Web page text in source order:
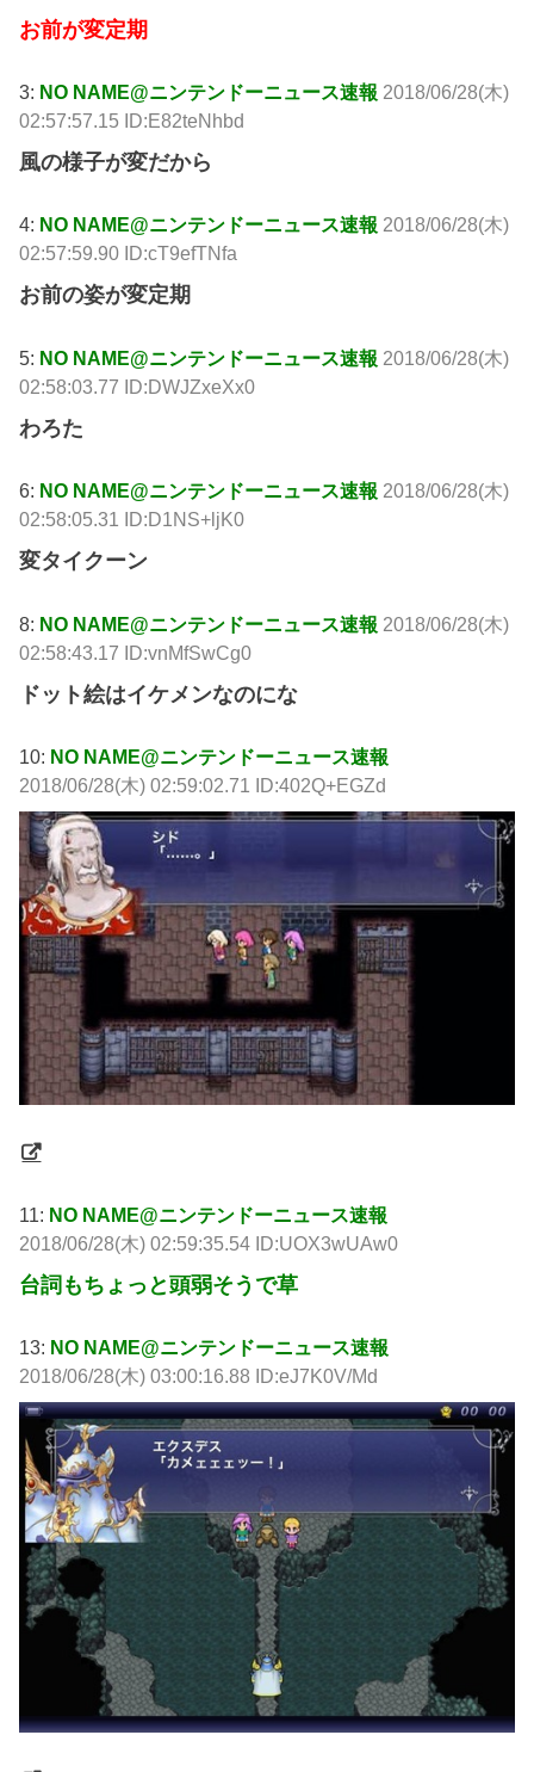
お前が変定期
3: NO NAME@ニンテンドーニュース速報 2018/06/28(木)
02:57:57.15 ID:E82teNhbd
風の様子が変だから
4: NO NAME@ニンテンドーニュース速報 2018/06/28(木)
02:57:59.90 ID:cT9efTNfa
お前の姿が変定期
5: NO NAME@ニンテンドーニュース速報 2018/06/28(木)
02:58:03.77 ID:DWJZxeXx0
わろた
6: NO NAME@ニンテンドーニュース速報 2018/06/28(木)
02:58:05.31 ID:D1NS+ljK0
変タイクーン
8: NO NAME@ニンテンドーニュース速報 2018/06/28(木)
02:58:43.17 ID:vnMfSwCg0
ドット絵はイケメンなのにな
10: NO NAME@ニンテンドーニュース速報
2018/06/28(木) 02:59:02.71 ID:402Q+EGZd
11: NO NAME@ニンテンドーニュース速報
2018/06/28(木) 02:59:35.54 ID:UOX3wUAw0
台詞もちょっと頭弱そうで草
13: NO NAME@ニンテンドーニュース速報
2018/06/28(木) 03:00:16.88 ID:eJ7K0V/Md